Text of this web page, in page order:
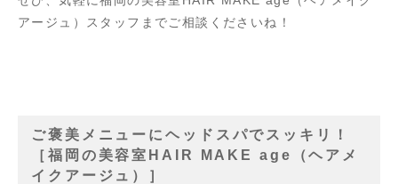
アージュ）スタッフまでご相談くださいね！
ご褒美メニューにヘッドスパでスッキリ！
［福岡の美容室HAIR MAKE age（ヘアメ
イクアージュ）］